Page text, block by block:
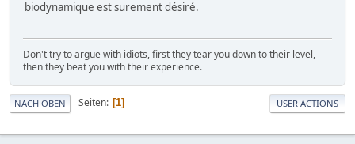
biodynamique est surement désiré.
Don't try to argue with idiots, first they tear you down to their level,
then they beat you with their experience.
NACH OBEN Seiten 1 USER ACTIONS